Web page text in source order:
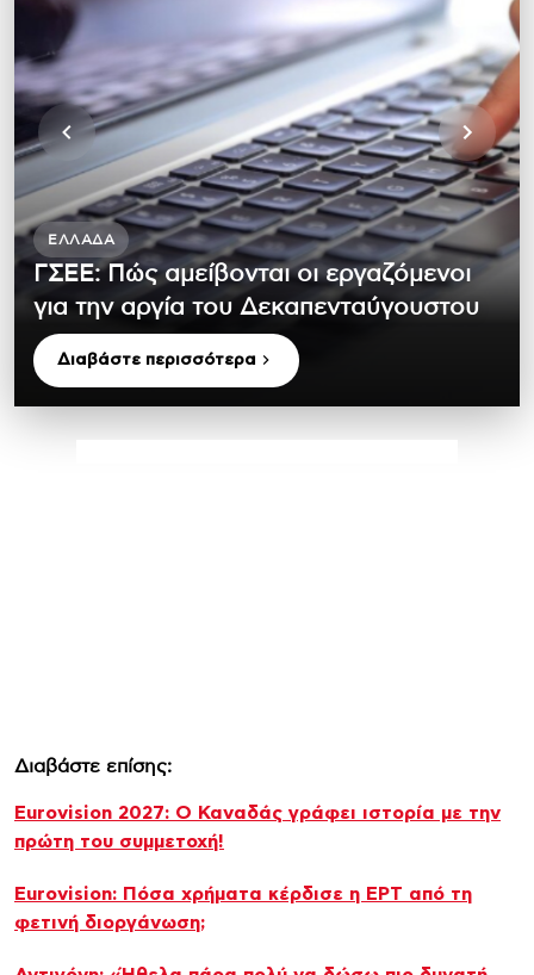
ΕΛΛΆΔΑ
ΓΣΕΕ: Πώς αμείβονται οι εργαζόμενοι
για την αργία του Δεκαπενταύγουστου
Διαβάστε περισσότερα
Διαβάστε επίσης:
Eurovision 2027: Ο Καναδάς γράφει ιστορία με την
πρώτη του συμμετοχή!
Eurovision: Πόσα χρήματα κέρδισε η ΕΡΤ από τη
φετινή διοργάνωση;